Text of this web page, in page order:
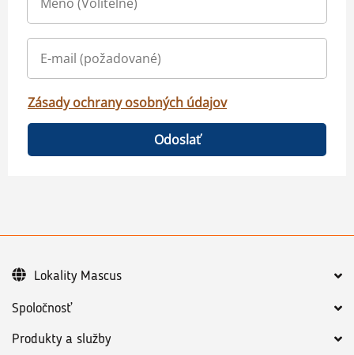
Zásady ochrany osobných údajov
Odoslať
Spoločnosť
Produkty a služby
Lokality Mascus